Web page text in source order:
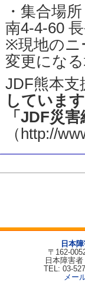
・集合場
南4-4-60
※現地のニ
変更にな
JDF熊本
していま
「JDF災
（http://
日本
〒162-
日本障害
TEL: 03-
メー